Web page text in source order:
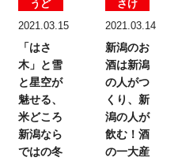
うど
2021.03.15
「はさ
木」と雪
と星空が
魅せる、
米どころ
新潟なら
ではの冬
さけ
2021.03.14
新潟のお
酒は新潟
の人がつ
くり、 新
潟の人が
飲む！ 酒
の一大産